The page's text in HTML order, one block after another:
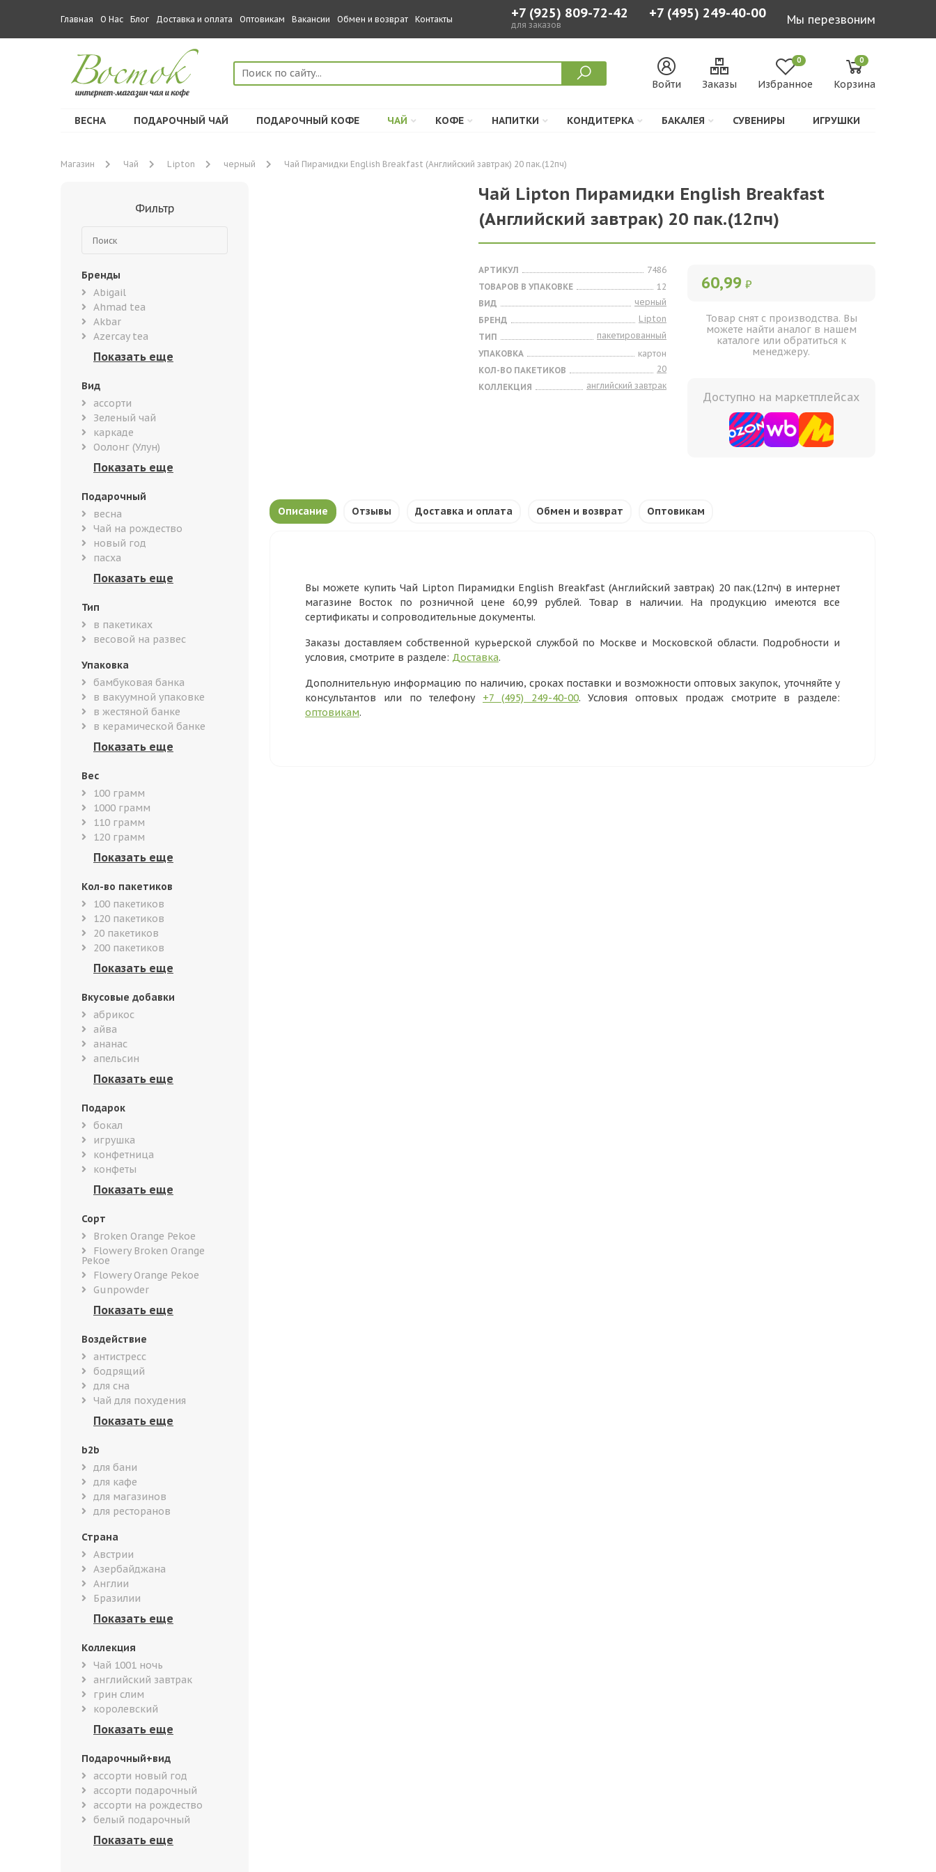
Главная О Нас Блог Доставка и оплата Оптовикам Вакансии Обмен и возврат Контакты +7 (925) 809-72-42
для заказов
+7 (495) 249-40-00 Мы перезвоним
Войти Заказы
0
Избранное
0
Корзина
ВЕСНА ПОДАРОЧНЫЙ ЧАЙ ПОДАРОЧНЫЙ КОФЕ ЧАЙ КОФЕ НАПИТКИ КОНДИТЕРКА БАКАЛЕЯ СУВЕНИРЫ ИГРУШКИ
Магазин Чай Lipton черный Чай Пирамидки English Breakfast (Английский завтрак) 20 пак.(12пч)
Фильтр
Бренды
Abigail
Ahmad tea
Akbar
Azercay tea
Вид
ассорти
Зеленый чай
каркаде
Оолонг (Улун)
Подарочный
весна
Чай на рождество
новый год
пасха
Тип
в пакетиках
весовой на развес
Упаковка
бамбуковая банка
в вакуумной упаковке
в жестяной банке
в керамической банке
Вес
100 грамм
1000 грамм
110 грамм
120 грамм
Кол-во пакетиков
100 пакетиков
120 пакетиков
20 пакетиков
200 пакетиков
Вкусовые добавки
абрикос
айва
ананас
апельсин
Подарок
бокал
игрушка
конфетница
конфеты
Сорт
Broken Orange Pekoe
Flowery Broken Orange
Pekoe
Flowery Orange Pekoe
Gunpowder
Воздействие
антистресс
бодрящий
для сна
Чай для похудения
b2b
для бани
для кафе
для магазинов
для ресторанов
Страна
Австрии
Азербайджана
Англии
Бразилии
Коллекция
Чай 1001 ночь
английский завтрак
грин слим
королевский
Подарочный+вид
ассорти новый год
ассорти подарочный
ассорти на рождество
белый подарочный
Чай Lipton Пирамидки English Breakfast
(Английский завтрак) 20 пак.(12пч)
АРТИКУЛ
7486
ТОВАРОВ В УПАКОВКЕ
12
ВИД
черный
БРЕНД
Lipton
ТИП
пакетированный
УПАКОВКА
картон
КОЛ-ВО ПАКЕТИКОВ
20
КОЛЛЕКЦИЯ
английский завтрак
60,99 ₽
Товар снят с производства. Вы
можете найти аналог в нашем
каталоге или обратиться к
менеджеру.
Доступно на маркетплейсах
Описание Отзывы Доставка и оплата Обмен и возврат Оптовикам
Вы можете купить Чай Lipton Пирамидки English Breakfast (Английский завтрак) 20 пак.(12пч) в интернет
магазине Восток по розничной цене 60,99 рублей. Товар в наличии. На продукцию имеются все
сертификаты и сопроводительные документы.
Заказы доставляем собственной курьерской службой по Москве и Московской области. Подробности и
условия, смотрите в разделе: Доставка.
Дополнительную информацию по наличию, сроках поставки и возможности оптовых закупок, уточняйте у
консультантов или по телефону +7 (495) 249-40-00. Условия оптовых продаж смотрите в разделе:
оптовикам.